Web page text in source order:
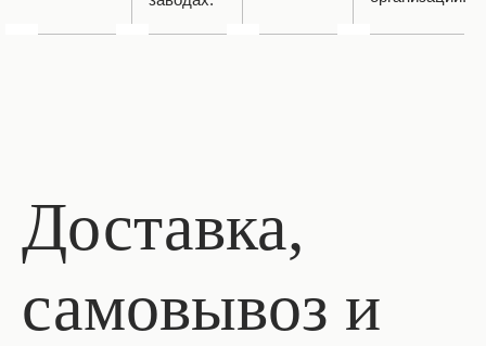
Доставка,
самовывоз и